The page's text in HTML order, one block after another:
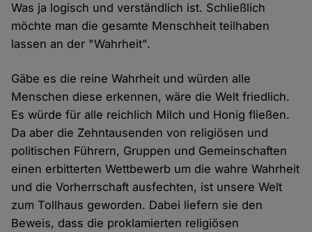
Was ja logisch und verständlich ist. Schließlich
möchte man die gesamte Menschheit teilhaben
lassen an der "Wahrheit".
Gäbe es die reine Wahrheit und würden alle
Menschen diese erkennen, wäre die Welt friedlich.
Es würde für alle reichlich Milch und Honig fließen.
Da aber die Zehntausenden von religiösen und
politischen Führern, Gruppen und Gemeinschaften
einen erbitterten Wettbewerb um die wahre Wahrheit
und die Vorherrschaft ausfechten, ist unsere Welt
zum Tollhaus geworden. Dabei liefern sie den
Beweis, dass die proklamierten religiösen